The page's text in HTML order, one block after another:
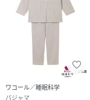
ワコール／睡眠科学
パジャマ